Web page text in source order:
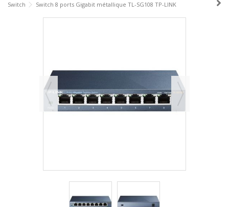
Switch
Switch 8 ports Gigabit métallique TL-SG108 TP-LINK